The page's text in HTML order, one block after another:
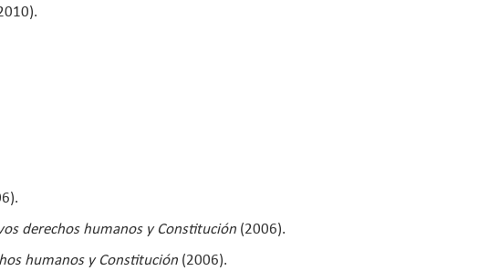
derechos humanos y Constitución (2006).
humanos y Constitución (2006).